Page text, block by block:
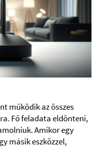
működik az összes
Fő feladata eldönteni,
Amikor egy
másik eszközzel,